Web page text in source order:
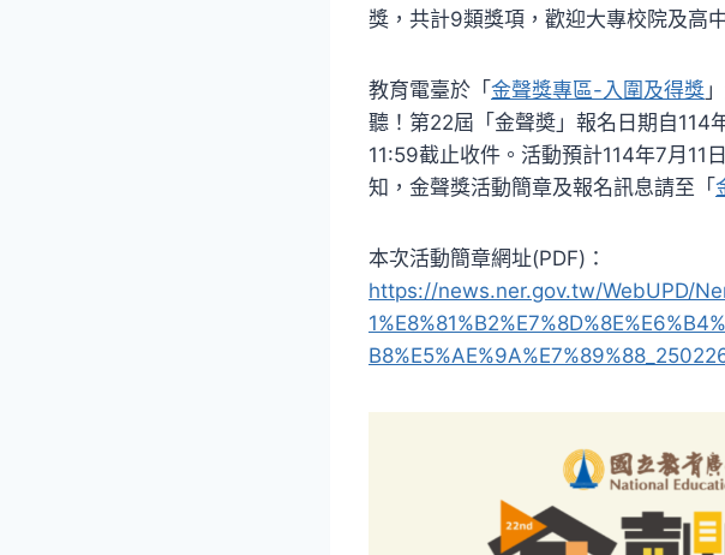
獎，共計9類獎項，歡迎大專校院及高
教育電臺於「金聲獎專區-入圍及得獎
聽！第22屆「金聲奬」報名日期自114
11:59截止收件。活動預計114年7月11
知，金聲獎活動簡章及報名訊息請至「
本次活動簡章網址(PDF)：
https://news.ner.gov.tw/WebUPD/